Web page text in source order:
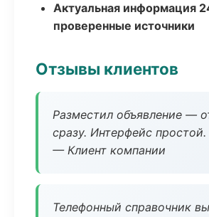
Актуальная информация
проверенные источники
Отзывы клиентов
Разместил объявление —
сразу. Интерфейс простой.
— Клиент компании
Телефонный справочник